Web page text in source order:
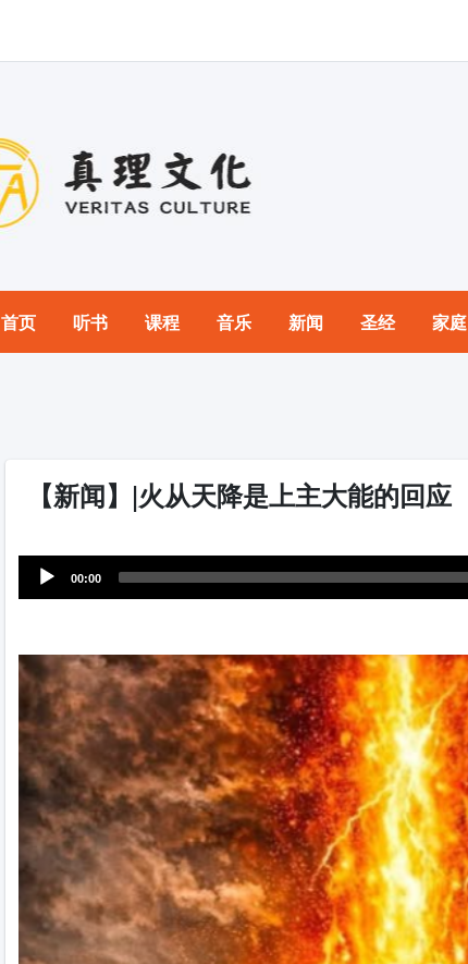
首页 听书 课程 音乐 新闻 圣经 家庭
【新闻】|火从天降是上主大能的回应
Player
00:00